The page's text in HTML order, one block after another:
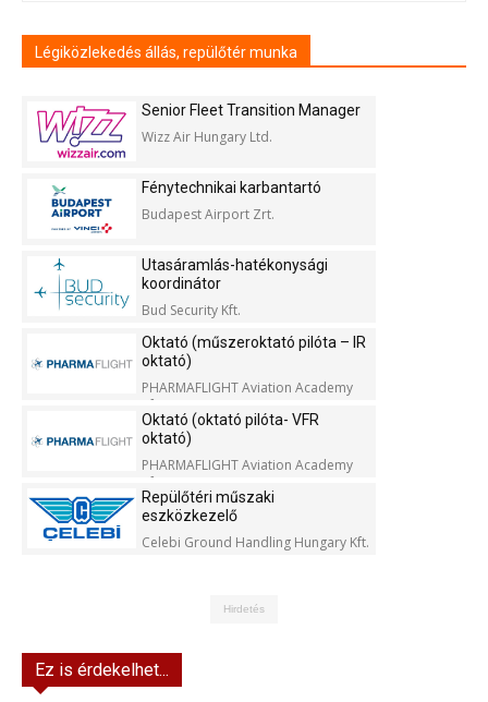
Légiközlekedés állás, repülőtér munka
Senior Fleet Transition Manager
Wizz Air Hungary Ltd.
Fénytechnikai karbantartó
Budapest Airport Zrt.
Utasáramlás-hatékonysági
koordinátor
Bud Security Kft.
Oktató (műszeroktató pilóta – IR
oktató)
PHARMAFLIGHT Aviation Academy
Kft.
Oktató (oktató pilóta- VFR
oktató)
PHARMAFLIGHT Aviation Academy
Kft.
Repülőtéri műszaki
eszközkezelő
Celebi Ground Handling Hungary Kft.
Hirdetés
Ez is érdekelhet...